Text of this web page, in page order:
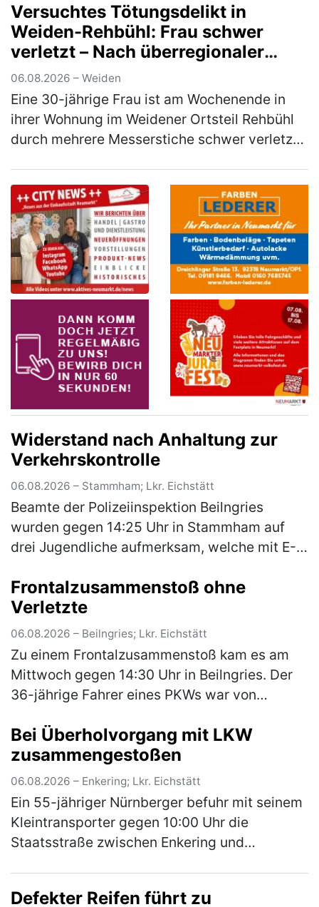
bereits ermittelt werden, eine weitere Per…
(mehr)
Versuchtes Tötungsdelikt in
Weiden-Rehbühl: Frau schwer
verletzt – Nach überregionaler
Fahndung Tatverdächtiger in
Thüringen gefasst
06.08.2026 – Weiden
Eine 30-jährige Frau ist am Wochenende in
ihrer Wohnung im Weidener Ortsteil Rehbühl
durch mehrere Messerstiche schwer verletzt
(mehr)
Widerstand nach Anhaltung zur
Verkehrskontrolle
06.08.2026 – Stammham; Lkr. Eichstätt
Beamte der Polizeiinspektion Beilngries
wurden gegen 14:25 Uhr in Stammham auf
drei Jugendliche aufmerksam, welche mit E-
fuhren mit einer deutlich höheren Gesch…
(mehr)
Frontalzusammenstoß ohne
Verletzte
06.08.2026 – Beilngries; Lkr. Eichstätt
Zu einem Frontalzusammenstoß kam es am
Mittwoch gegen 14:30 Uhr in Beilngries. Der
36-jährige Fahrer eines PKWs war von
unterwegs als er aus bislang unbekannter…
(mehr)
Bei Überholvorgang mit LKW
zusammengestoßen
06.08.2026 – Enkering; Lkr. Eichstätt
Ein 55-jähriger Nürnberger befuhr mit seinem
Kleintransporter gegen 10:00 Uhr die
Staatsstraße zwischen Enkering und
Defekter Reifen führt zu